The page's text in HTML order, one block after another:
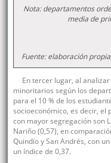
Nota: departamentos
media de
Fuente: elaboración
En tercer lugar, al
minoritarios según los
para el 10 % de los
socioeconómico, es decir, el
con mayor segregación son
Nariño (0,57), en
Quindío y San Andrés, con
un índice de 0,37.